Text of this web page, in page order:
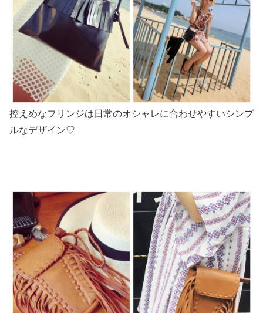
控えめなフリンジは日常のオシャレに合わせやすいシンプ
ルなデザイン♡